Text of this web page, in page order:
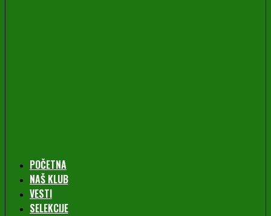
POČETNA
NAŠ KLUB
VESTI
SELEKCIJE